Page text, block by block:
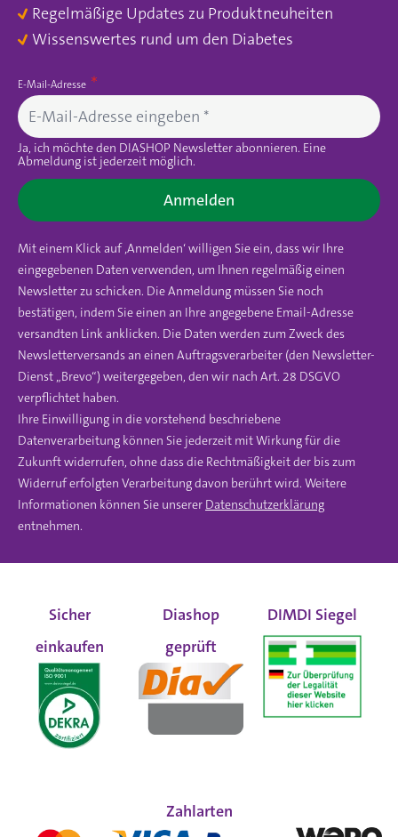
Regelmäßige Updates zu Produktneuheiten
Wissenswertes rund um den Diabetes
E-Mail-Adresse
Ja, ich möchte den DIASHOP Newsletter abonnieren. Eine
Abmeldung ist jederzeit möglich.
Anmelden
Mit einem Klick auf ‚Anmelden‘ willigen Sie ein, dass wir Ihre
eingegebenen Daten verwenden, um Ihnen regelmäßig einen
Newsletter zu schicken. Die Anmeldung müssen Sie noch
bestätigen, indem Sie einen an Ihre angegebene Email-Adresse
versandten Link anklicken. Die Daten werden zum Zweck des
Newsletterversands an einen Auftragsverarbeiter (den Newsletter-
Dienst „Brevo“) weitergegeben, den wir nach Art. 28 DSGVO
verpflichtet haben.
Ihre Einwilligung in die vorstehend beschriebene
Datenverarbeitung können Sie jederzeit mit Wirkung für die
Zukunft widerrufen, ohne dass die Rechtmäßigkeit der bis zum
Widerruf erfolgten Verarbeitung davon berührt wird. Weitere
Informationen können Sie unserer Datenschutzerklärung
entnehmen.
Sicher
einkaufen
Diashop
geprüft
DIMDI Siegel
Zahlarten